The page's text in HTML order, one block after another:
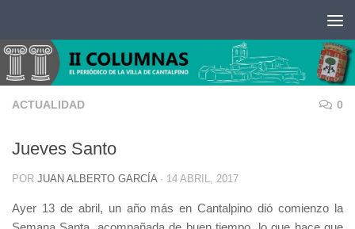
ACTUALIDAD 0
Jueves Santo
POR JUAN ALBERTO GARCÍA · 14 ABRIL, 2017
Ayer 13 de abril, un año más en Cantalpino dió comienzo la